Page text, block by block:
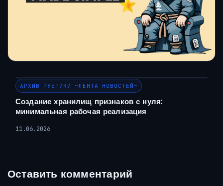
АРХИВ РУБРИКИ ~ЛЕНТА НОВОСТЕЙ~
Создание хранилищ признаков с нуля:
минимальная рабочая реализация
11.06.2026
Оставить комментарий